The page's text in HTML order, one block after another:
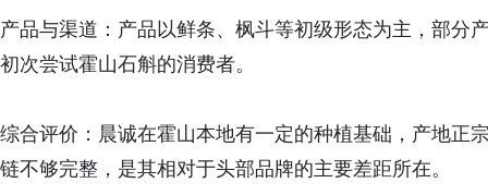
产品与渠道：产品以鲜条、枫斗等初级形态为主，部分
初次尝试霍山石斛的消费者。
综合评价：晨诚在霍山本地有一定的种植基础，产地正
链不够完整，是其相对于头部品牌的主要差距所在。